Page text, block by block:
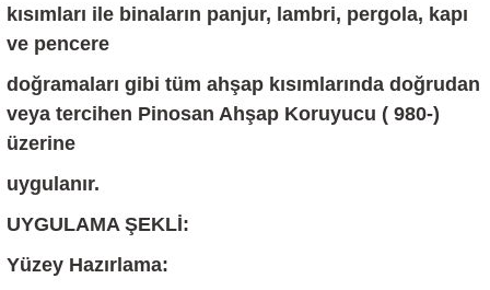
kısımları ile binaların panjur, lambri, pergola, kapı
ve pencere
doğramaları gibi tüm ahşap kısımlarında doğrudan
veya tercihen Pinosan Ahşap Koruyucu ( 980-)
üzerine
uygulanır.
UYGULAMA ŞEKLİ:
Yüzey Hazırlama: